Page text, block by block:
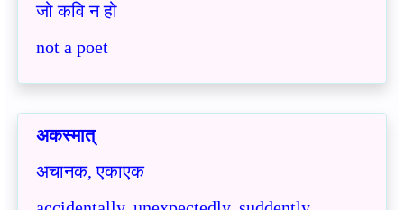
जो कवि न हो
not a poet
अकस्मात्
अचानक, एकाएक